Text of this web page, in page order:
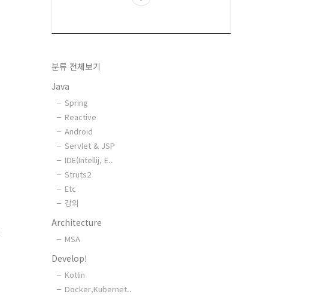
분류 전체보기
Java
Spring
Reactive
Android
Servlet & JSP
IDE(Intellij, E..
Struts2
Etc
강의
Architecture
MSA
Develop!
Kotlin
Docker,Kubernet..